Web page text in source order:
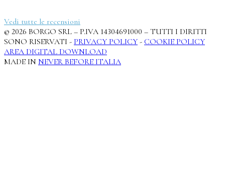
Vedi tutte le recensioni
© 2026 BORGO SRL – P.IVA 14304691000 – TUTTI I DIRITTI
SONO RISERVATI - PRIVACY POLICY - COOKIE POLICY
AREA DIGITAL DOWNLOAD
MADE IN NEVER BEFORE ITALIA